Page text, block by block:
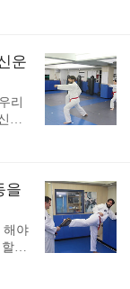
수
운
리
운
주
을
해야